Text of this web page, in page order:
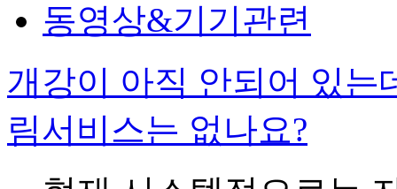
동영상&기기관련
개강이 아직 안되어 있는
림서비스는 없나요?